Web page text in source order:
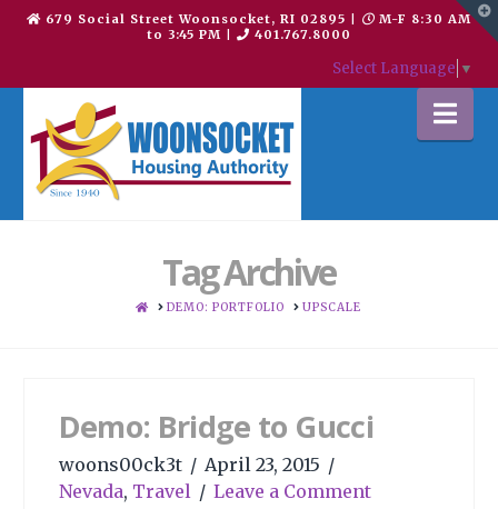
679 Social Street Woonsocket, RI 02895
M-F 8:30 AM
to 3:45 PM
401.767.8000
Select Language ▼
Tag Archive
HOME
DEMO: PORTFOLIO UPSCALE
Demo: Bridge to Gucci
woons00ck3t
April 23, 2015
Nevada, Travel Leave a Comment